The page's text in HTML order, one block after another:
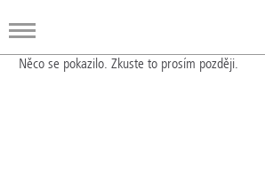
Něco se pokazilo. Zkuste to prosím později.